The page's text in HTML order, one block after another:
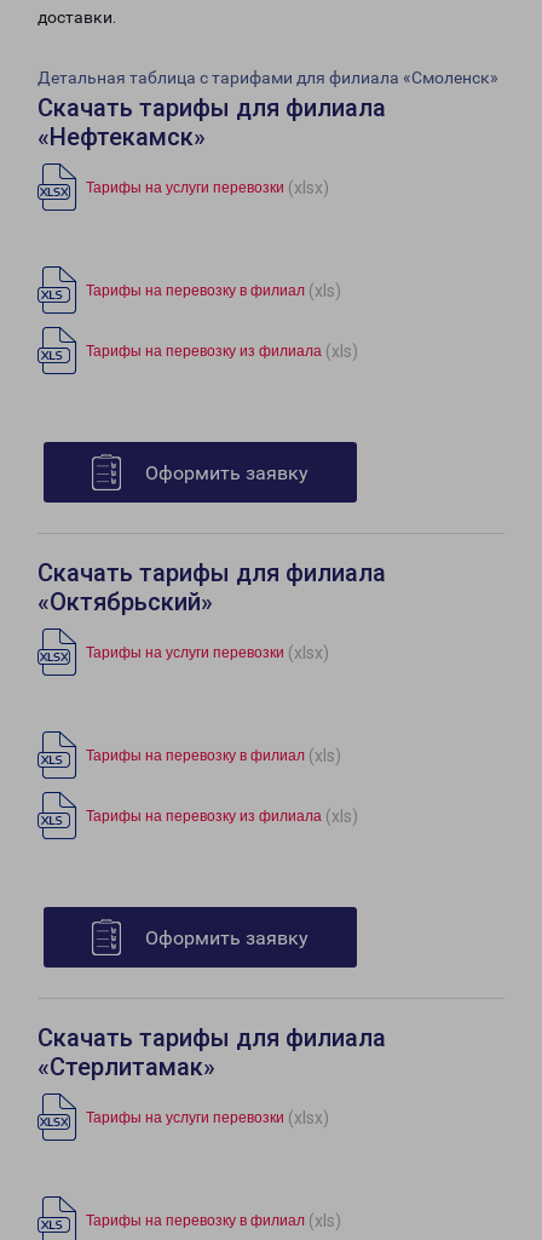
доставки.
Детальная таблица с тарифами для филиала «Смоленск»
Скачать тарифы для филиала
«Нефтекамск»
Тарифы на услуги перевозки (xlsx)
Тарифы на перевозку в филиал (xls)
Тарифы на перевозку из филиала (xls)
Оформить заявку
Скачать тарифы для филиала
«Октябрьский»
Тарифы на услуги перевозки (xlsx)
Тарифы на перевозку в филиал (xls)
Тарифы на перевозку из филиала (xls)
Оформить заявку
Скачать тарифы для филиала
«Стерлитамак»
Тарифы на услуги перевозки (xlsx)
Тарифы на перевозку в филиал (xls)